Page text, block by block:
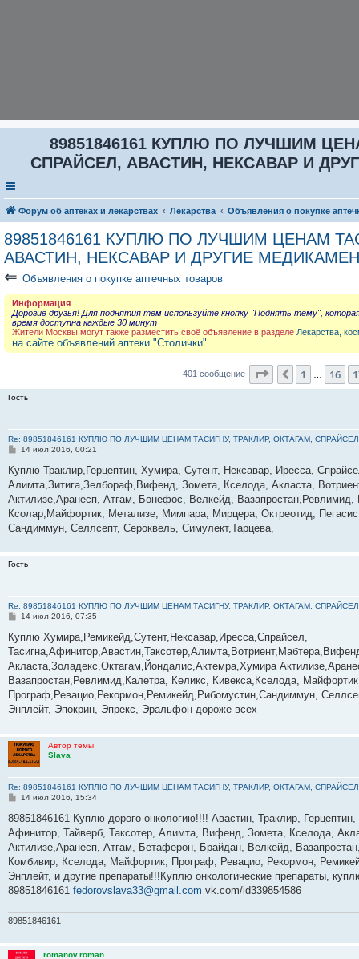
89851846161 КУПЛЮ ПО ЛУЧШИМ
СПРАЙСЕЛ, АВАСТИН, НЕКСАВАР И
Форум об аптеках и лекарствах Лекарства Объявления о покупке
89851846161 КУПЛЮ ПО ЛУЧШИМ ЦЕНАМ
АВАСТИН, НЕКСАВАР И ДРУГИЕ
⇐ Объявления о покупке аптечных товаров
Информация
Дорогие друзья! Для поднятия тем используйте кнопку "Поднять тему",
время доступна каждые 30 минут
Жители Москвы могут также разместить своё объявление в разделе Лекарства,
на сайте объявлений аптеки "Столички"
401 сообщение Страница 18из
Пред.
1 16
Гость
Re: 89851846161 КУПЛЮ ПО ЛУЧШИМ ЦЕНАМ ТАСИГНУ, ТРАКЛИР, ОКТАГАМ,
С
о
б
щ
е
и
е
14 июл 2016, 00:21
Куплю Траклир,Герцептин, Хумира, Сутент, Нексавар, Иресса,
Алимта,Зитига,Зелбораф,Вифенд, Зомета, Кселода, Акласта,
Актилизе,Аранесп, Атгам, Бонефос, Велкейд,
Ксолар,Майфортик, Метализе, Мимпара, Мирцера, Октреотид,
Сандиммун, Селлсепт, Сероквель, Симулект,Тарцева,
Гость
Re: 89851846161 КУПЛЮ ПО ЛУЧШИМ ЦЕНАМ ТАСИГНУ, ТРАКЛИР, ОКТАГАМ,
С
о
б
щ
е
и
е
14 июл 2016, 07:35
Куплю Хумира,Ремикейд,Сутент,Нексавар,Иресса,Спрайсел,
Акласта,Золадекс,Октагам,Йондалис,Актемра,Хумира
Вазапростан,Ревлимид,Калетра, Келикс, Кивекса,Кселода,
Програф,Ревацио,Рекормон,Ремикейд,Рибомустин,Сандиммун,
Энплейт, Эпокрин, Эпрекс, Эральфон дороже всех
Автор темы
Slava
Re: 89851846161 КУПЛЮ ПО ЛУЧШИМ ЦЕНАМ ТАСИГНУ, ТРАКЛИР, ОКТАГАМ,
С
о
щ
е
и
е
14 июл 2016, 15:34
89851846161 Куплю дорого онкологию!!!! Авастин, Траклир,
Афинитор, Тайверб, Таксотер, Алимта, Вифенд, Зомета, Кселода,
Актилизе,Аранесп, Атгам, Бетаферон, Брайдан, Велкейд,
Комбивир, Кселода, Майфортик, Програф, Ревацио, Рекормон,
Энплейт, и другие препараты!!!Куплю онкологические препараты,
89851846161 fedorovslava33@gmail.com vk.com/id339854586
89851846161
romanov.roman